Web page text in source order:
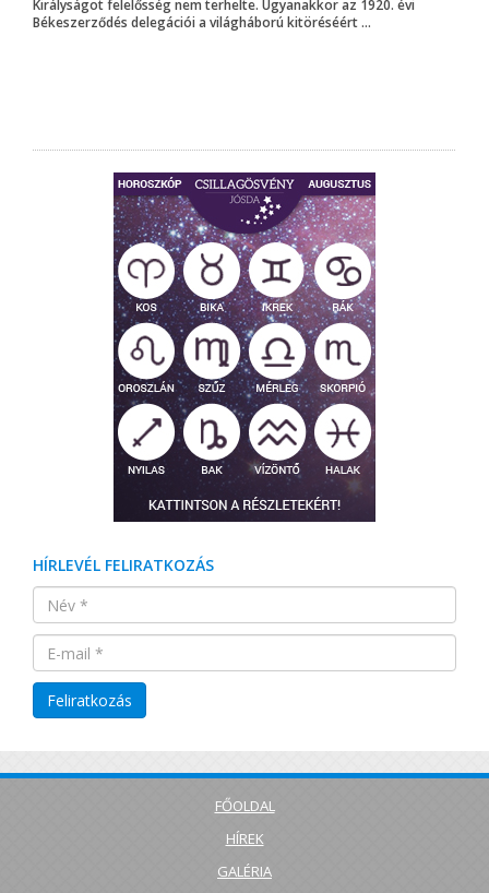
Királyságot felelősség nem terhelte. Ugyanakkor az 1920. évi
Békeszerződés delegációi a világháború kitöréséért ...
HÍRLEVÉL FELIRATKOZÁS
FŐOLDAL
HÍREK
GALÉRIA